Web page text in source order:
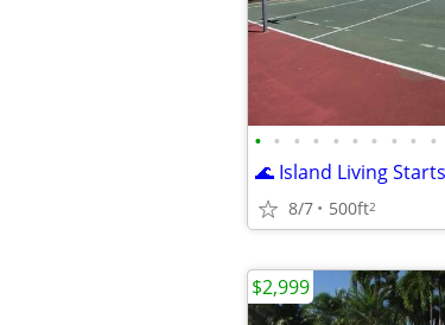
• • • • • • • • • •
8/7 500ft2
$2,999